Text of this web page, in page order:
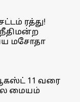
ரத்து!
நீதிமன்ற
மசோதா
11 வரை
மையம்